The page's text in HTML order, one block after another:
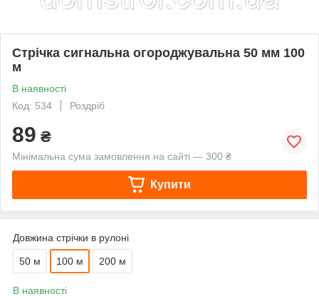
Стрічка сигнальна огороджувальна 50 мм 100
м
В наявності
Код: 534
Роздріб
89 ₴
Мінімальна сума замовлення на сайті — 300 ₴
Купити
Довжина стрічки в рулоні
50 м 100 м 200 м
В наявності